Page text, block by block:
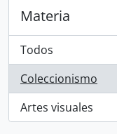
Materia
Todos
Coleccionismo
, 1 resultados
Artes visuales
, 1 resultados